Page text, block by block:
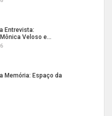
Entrevista:
Veloso e...
Memória: Espaço da